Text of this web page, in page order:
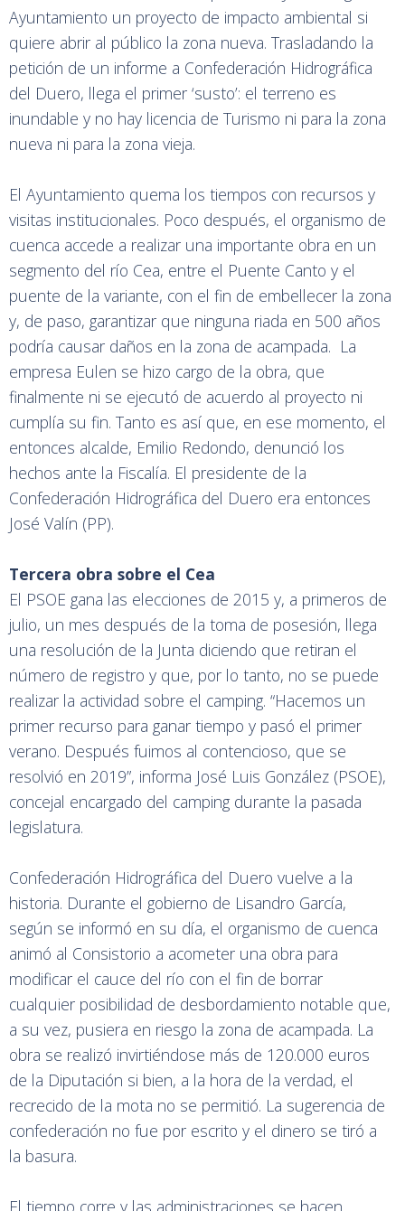
Ayuntamiento un proyecto de impacto ambiental si
quiere abrir al público la zona nueva. Trasladando la
petición de un informe a Confederación Hidrográfica
del Duero, llega el primer ‘susto’: el terreno es
inundable y no hay licencia de Turismo ni para la zona
nueva ni para la zona vieja.
El Ayuntamiento quema los tiempos con recursos y
visitas institucionales. Poco después, el organismo de
cuenca accede a realizar una importante obra en un
segmento del río Cea, entre el Puente Canto y el
puente de la variante, con el fin de embellecer la zona
y, de paso, garantizar que ninguna riada en 500 años
podría causar daños en la zona de acampada. La
empresa Eulen se hizo cargo de la obra, que
finalmente ni se ejecutó de acuerdo al proyecto ni
cumplía su fin. Tanto es así que, en ese momento, el
entonces alcalde, Emilio Redondo, denunció los
hechos ante la Fiscalía. El presidente de la
Confederación Hidrográfica del Duero era entonces
José Valín (PP).
Tercera obra sobre el Cea
El PSOE gana las elecciones de 2015 y, a primeros de
julio, un mes después de la toma de posesión, llega
una resolución de la Junta diciendo que retiran el
número de registro y que, por lo tanto, no se puede
realizar la actividad sobre el camping. “Hacemos un
primer recurso para ganar tiempo y pasó el primer
verano. Después fuimos al contencioso, que se
resolvió en 2019”, informa José Luis González (PSOE),
concejal encargado del camping durante la pasada
legislatura.
Confederación Hidrográfica del Duero vuelve a la
historia. Durante el gobierno de Lisandro García,
según se informó en su día, el organismo de cuenca
animó al Consistorio a acometer una obra para
modificar el cauce del río con el fin de borrar
cualquier posibilidad de desbordamiento notable que,
a su vez, pusiera en riesgo la zona de acampada. La
obra se realizó invirtiéndose más de 120.000 euros
de la Diputación si bien, a la hora de la verdad, el
recrecido de la mota no se permitió. La sugerencia de
confederación no fue por escrito y el dinero se tiró a
la basura.
El tiempo corre y las administraciones se hacen